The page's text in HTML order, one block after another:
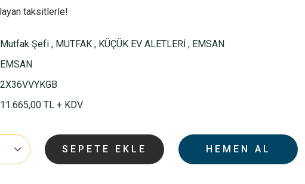
taksitlerle!
Mutfak Şefi , MUTFAK , KÜÇÜK EV ALETLERİ , EMSAN
EMSAN
2X36VVYKGB
11.665,00 TL + KDV
SEPETE EKLE HEMEN AL